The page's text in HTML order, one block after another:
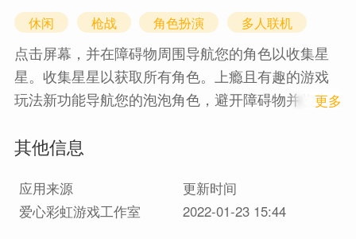
休闲 枪战 角色扮演 多人联机
点击屏幕，并在障碍物周围导航您的角色以收集星
星。收集星星以获取所有角色。上瘾且有趣的游戏
玩法新功能导航您的泡泡角色，避开障碍物并收集
1 更多
其他信息
应用来源
更新时间
爱心彩虹游戏工作室
2022-01-23 15:44